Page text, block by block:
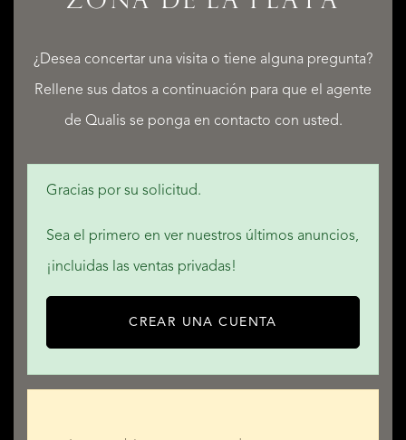
¿Desea concertar una visita o tiene alguna pregunta?
Rellene sus datos a continuación para que el agente
de Qualis se ponga en contacto con usted.
Gracias por su solicitud.
Sea el primero en ver nuestros últimos anuncios,
¡incluidas las ventas privadas!
CREAR UNA CUENTA
SERVICIOS